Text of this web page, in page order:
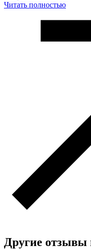
Читать полностью
Другие отзывы